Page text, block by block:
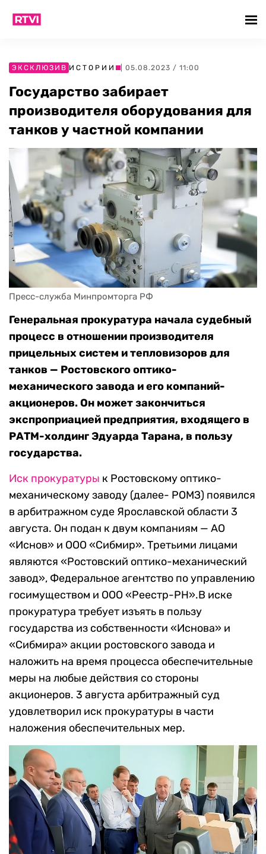
ЭКСКЛЮЗИВ ИСТОРИИ | 05.08.2023 / 11:00
Государство забирает
производителя оборудования для
танков у частной компании
Пресс-служба Минпромторга РФ
Генеральная прокуратура начала судебный
процесс в отношении производителя
прицельных систем и тепловизоров для
танков — Ростовского оптико-
механического завода и его компаний-
акционеров. Он может закончиться
экспроприацией предприятия, входящего в
РАТМ-холдинг Эдуарда Тарана, в пользу
государства.
Иск прокуратуры к Ростовскому оптико-
механическому заводу (далее- РОМЗ) появился
в арбитражном суде Ярославской области 3
августа. Он подан к двум компаниям — АО
«Иснов» и ООО «Сибмир». Третьими лицами
являются «Ростовский оптико-механический
завод», Федеральное агентство по управлению
госимуществом и ООО «Реестр-РН».В иске
прокуратура требует изъять в пользу
государства из собственности «Иснова» и
«Сибмира» акции ростовского завода и
наложить на время процесса обеспечительные
меры на любые действия со стороны
акционеров. 3 августа арбитражный суд
удовлетворил иск прокуратуры в части
наложения обеспечительных мер.